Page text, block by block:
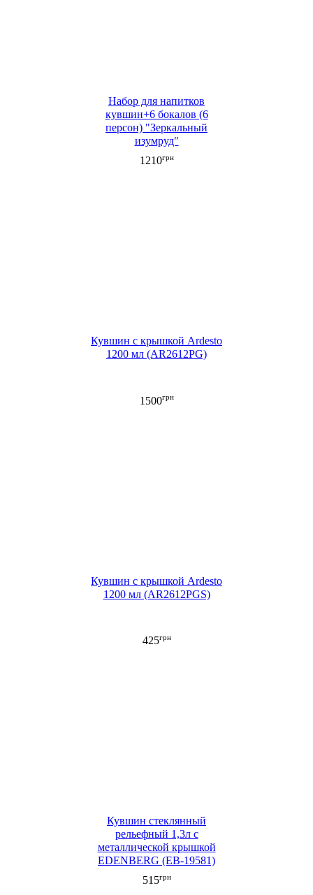
Набор для напитков
кувшин+6 бокалов (6
персон) "Зеркальный
изумруд"
1210грн
Кувшин с крышкой Ardesto
1200 мл (AR2612PG)
1500грн
Кувшин с крышкой Ardesto
1200 мл (AR2612PGS)
425грн
Кувшин стеклянный
рельефный 1,3л с
металлической крышкой
EDENBERG (EB-19581)
515грн